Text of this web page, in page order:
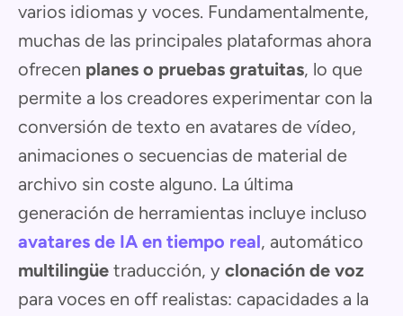
varios idiomas y voces. Fundamentalmente,
muchas de las principales plataformas ahora
ofrecen planes o pruebas gratuitas, lo que
permite a los creadores experimentar con la
conversión de texto en avatares de vídeo,
animaciones o secuencias de material de
archivo sin coste alguno. La última
generación de herramientas incluye incluso
avatares de IA en tiempo real, automático
multilingüe traducción, y clonación de voz
para voces en off realistas: capacidades a la